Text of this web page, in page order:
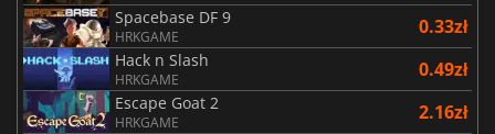
Spacebase DF 9
HRKGAME 0.33zł
Hack n Slash
HRKGAME 0.49zł
Escape Goat 2
HRKGAME 2.16zł